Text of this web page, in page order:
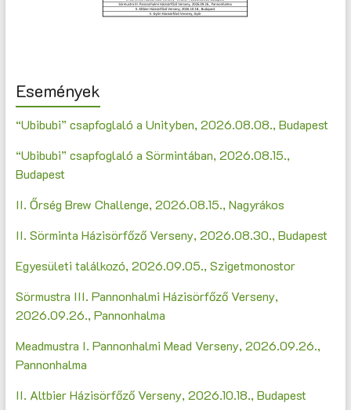
Események
“Ubibubi” csapfoglaló a Unityben, 2026.08.08., Budapest
“Ubibubi” csapfoglaló a Sörmintában, 2026.08.15.,
Budapest
II. Őrség Brew Challenge, 2026.08.15., Nagyrákos
II. Sörminta Házisörfőző Verseny, 2026.08.30., Budapest
Egyesületi találkozó, 2026.09.05., Szigetmonostor
Sörmustra III. Pannonhalmi Házisörfőző Verseny,
2026.09.26., Pannonhalma
Meadmustra I. Pannonhalmi Mead Verseny, 2026.09.26.,
Pannonhalma
II. Altbier Házisörfőző Verseny, 2026.10.18., Budapest